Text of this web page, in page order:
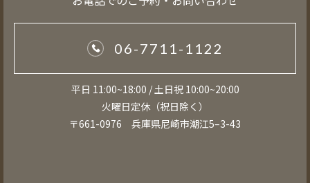
06-7711-1122
平日 11:00~18:00 / 土日祝 10:00~20:00
火曜日定休（祝日除く）
〒661-0976 兵庫県尼崎市潮江5–3-43